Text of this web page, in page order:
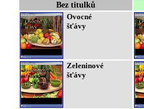
Bez titulků
Ovocné
šťávy
Zeleninové
šťávy